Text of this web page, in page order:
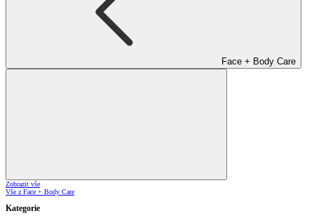
Face + Body Care
Zobrazit vše
Vše z Face + Body Care
Kategorie